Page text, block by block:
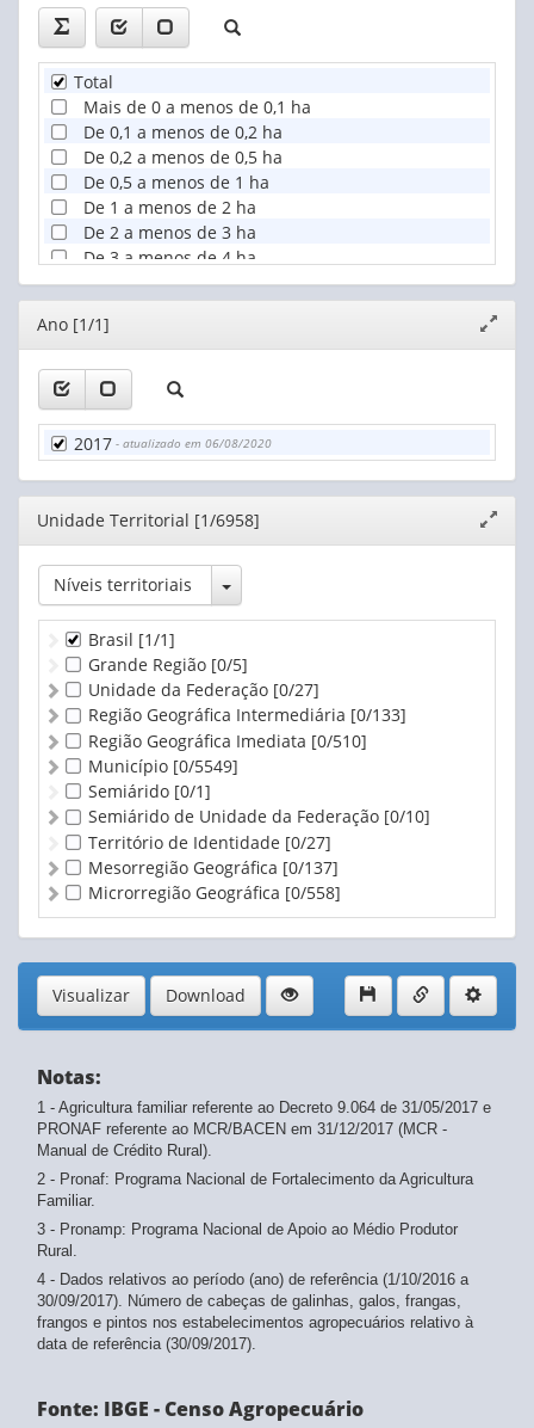
Total
Mais de 0 a menos de 0,1 ha
De 0,1 a menos de 0,2 ha
De 0,2 a menos de 0,5 ha
De 0,5 a menos de 1 ha
De 1 a menos de 2 ha
De 2 a menos de 3 ha
De 3 a menos de 4 ha
De 4 a menos de 5 ha
De 5 a menos de 10 ha
De 10 a menos de 20 ha
De 20 a menos de 50 ha
De 50 a menos de 100 ha
De 100 a menos de 200 ha
De 200 a menos de 500 ha
De 500 a menos de 1.000 ha
De 1.000 a menos de 2.500 ha
De 10.000 ha e mais
Editor
janela
Ano [1/1]
2017 - atualizado em 06/08/2020
Editor
janela
Unidade Territorial [1/6958]
Níveis territoriais Toggle Dropdown
Brasil [1/1]
Grande Região [0/5]
Unidade da Federação [0/27]
Região Geográfica Intermediária [0/133]
Região Geográfica Imediata [0/510]
Município [0/5549]
Semiárido [0/1]
Semiárido de Unidade da Federação [0/10]
Território de Identidade [0/27]
Mesorregião Geográfica [0/137]
Microrregião Geográfica [0/558]
Visualizar Download
Notas:
1 - Agricultura familiar referente ao Decreto 9.064 de 31/05/2017 e
PRONAF referente ao MCR/BACEN em 31/12/2017 (MCR -
Manual de Crédito Rural).
2 - Pronaf: Programa Nacional de Fortalecimento da Agricultura
Familiar.
3 - Pronamp: Programa Nacional de Apoio ao Médio Produtor
Rural.
4 - Dados relativos ao período (ano) de referência (1/10/2016 a
30/09/2017). Número de cabeças de galinhas, galos, frangas,
frangos e pintos nos estabelecimentos agropecuários relativo à
data de referência (30/09/2017).
Fonte: IBGE - Censo Agropecuário